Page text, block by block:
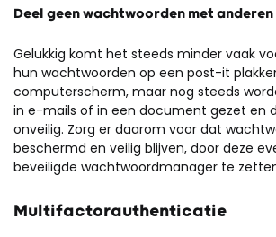
Deel geen wachtwoorden met anderen
Gelukkig komt het steeds minder vaak
hun wachtwoorden op een post-it
computerscherm, maar nog steeds
in e-mails of in een document gezet en
onveilig. Zorg er daarom voor dat
beschermd en veilig blijven, door deze
beveiligde wachtwoordmanager te
Multifactorauthenticatie